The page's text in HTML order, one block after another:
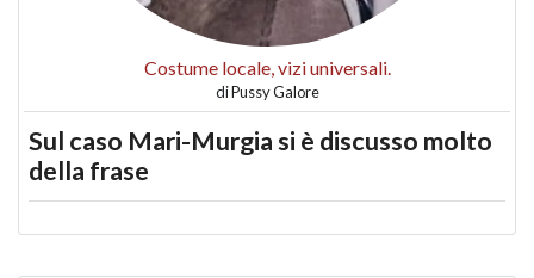
Costume locale, vizi universali.
diPussy Galore
Sul caso Mari-Murgia si è discusso molto
della frase